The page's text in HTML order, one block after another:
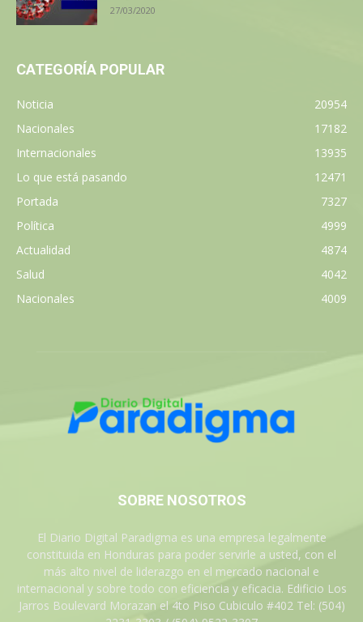
27/03/2020
CATEGORÍA POPULAR
Noticia
20954
Nacionales
17182
Internacionales
13935
Lo que está pasando
12471
Portada
7327
Política
4999
Actualidad
4874
Salud
4042
Nacionales
4009
SOBRE NOSOTROS
El Diario Digital Paradigma es una empresa legalmente
constituida en Honduras para poder servirle a usted, con el
más alto nivel de liderazgo en el mercado nacional e
internacional y sobre todo con eficiencia y eficacia. Edificio Los
Jarros Boulevard Morazan el 4to Piso Cubiculo #402 Tel: (504)